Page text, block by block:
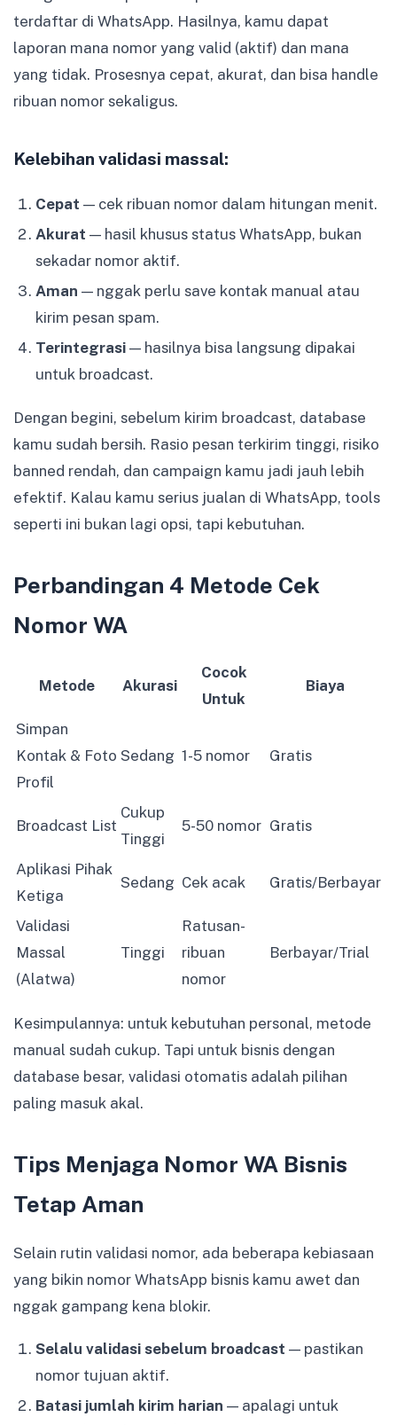
terdaftar di WhatsApp. Hasilnya, kamu dapat
laporan mana nomor yang valid (aktif) dan mana
yang tidak. Prosesnya cepat, akurat, dan bisa handle
ribuan nomor sekaligus.
Kelebihan validasi massal:
Cepat — cek ribuan nomor dalam hitungan menit.
Akurat — hasil khusus status WhatsApp, bukan
sekadar nomor aktif.
Aman — nggak perlu save kontak manual atau
kirim pesan spam.
Terintegrasi — hasilnya bisa langsung dipakai
untuk broadcast.
Dengan begini, sebelum kirim broadcast, database
kamu sudah bersih. Rasio pesan terkirim tinggi, risiko
banned rendah, dan campaign kamu jadi jauh lebih
efektif. Kalau kamu serius jualan di WhatsApp, tools
seperti ini bukan lagi opsi, tapi kebutuhan.
Perbandingan 4 Metode Cek
Nomor WA
Metode Akurasi
Cocok
Untuk
Biaya
Simpan
Kontak & Foto
Profil
Sedang 1-5 nomor Gratis
Broadcast List
Cukup
Tinggi
5-50 nomor Gratis
Aplikasi Pihak
Ketiga
Sedang Cek acak Gratis/Berbayar
Validasi
Massal
(Alatwa)
Tinggi
Ratusan-
ribuan
nomor
Berbayar/Trial
Kesimpulannya: untuk kebutuhan personal, metode
manual sudah cukup. Tapi untuk bisnis dengan
database besar, validasi otomatis adalah pilihan
paling masuk akal.
Tips Menjaga Nomor WA Bisnis
Tetap Aman
Selain rutin validasi nomor, ada beberapa kebiasaan
yang bikin nomor WhatsApp bisnis kamu awet dan
nggak gampang kena blokir.
Selalu validasi sebelum broadcast — pastikan
nomor tujuan aktif.
Batasi jumlah kirim harian — apalagi untuk